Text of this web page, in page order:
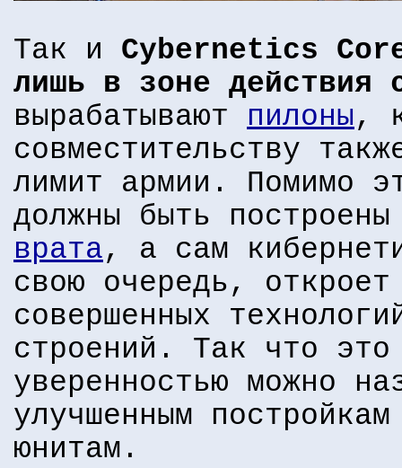
Так и Cybernetics
лишь в зоне действия
вырабатывают пилоны,
совместительству
лимит армии. Помимо
должны быть
врата, а сам
свою очередь,
совершенных
строений. Так что
уверенностью можно
улучшенным
юнитам.